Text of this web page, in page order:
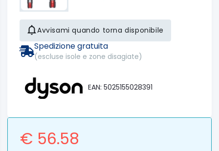
Avvisami quando torna disponibile
Spedizione gratuita
(escluse isole e zone disagiate)
EAN: 5025155028391
€ 56.58